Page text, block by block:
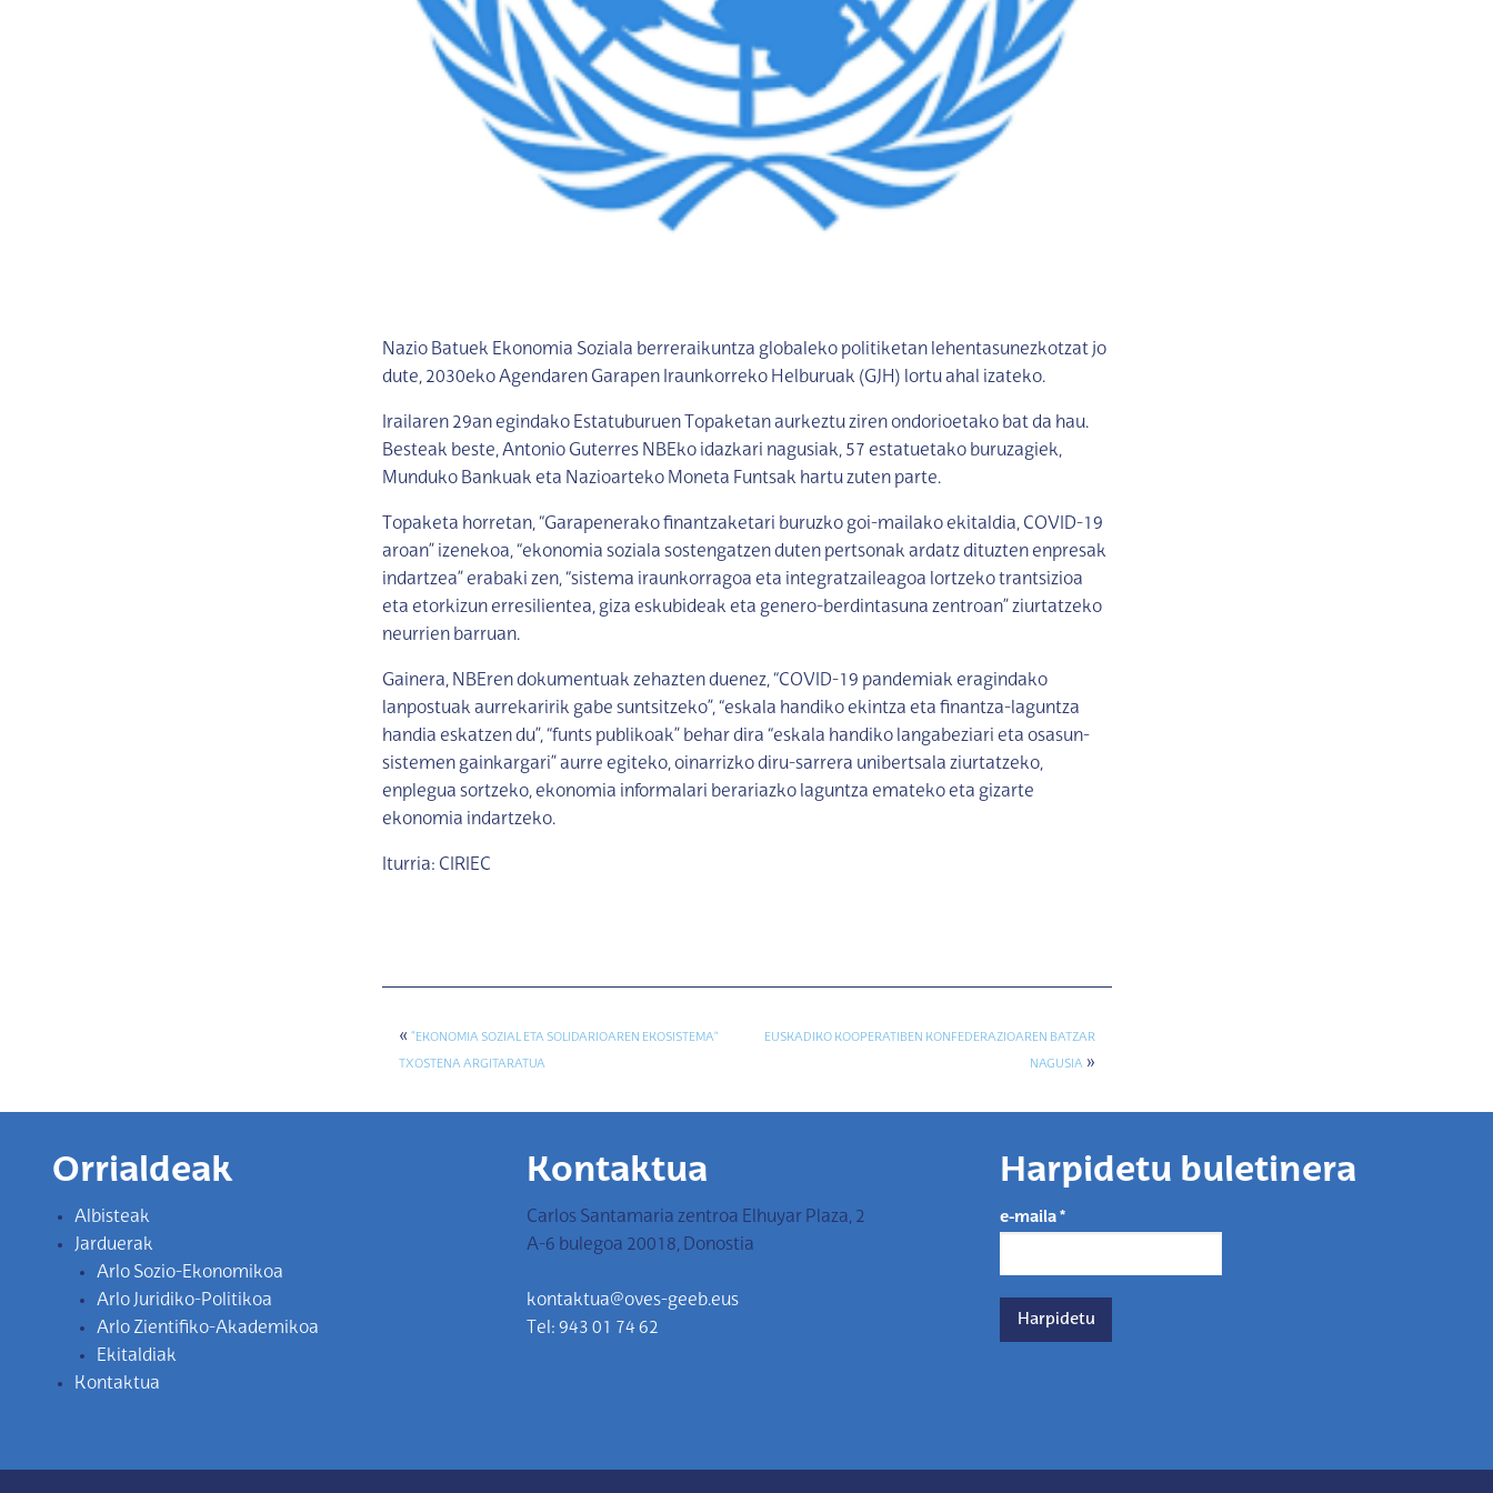
Nazio Batuek Ekonomia Soziala berreraikuntza globaleko politiketan lehentasunezkotzat jo
dute, 2030eko Agendaren Garapen Iraunkorreko Helburuak (GJH) lortu ahal izateko.
Irailaren 29an egindako Estatuburuen Topaketan aurkeztu ziren ondorioetako bat da hau.
Besteak beste, Antonio Guterres NBEko idazkari nagusiak, 57 estatuetako buruzagiek,
Munduko Bankuak eta Nazioarteko Moneta Funtsak hartu zuten parte.
Topaketa horretan, “Garapenerako finantzaketari buruzko goi-mailako ekitaldia, COVID-19
aroan” izenekoa, “ekonomia soziala sostengatzen duten pertsonak ardatz dituzten enpresak
indartzea” erabaki zen, “sistema iraunkorragoa eta integratzaileagoa lortzeko trantsizioa
eta etorkizun erresilientea, giza eskubideak eta genero-berdintasuna zentroan” ziurtatzeko
neurrien barruan.
Gainera, NBEren dokumentuak zehazten duenez, “COVID-19 pandemiak eragindako
lanpostuak aurrekaririk gabe suntsitzeko”, “eskala handiko ekintza eta finantza-laguntza
handia eskatzen du”, “funts publikoak” behar dira “eskala handiko langabeziari eta osasun-
sistemen gainkargari” aurre egiteko, oinarrizko diru-sarrera unibertsala ziurtatzeko,
enplegua sortzeko, ekonomia informalari berariazko laguntza emateko eta gizarte
ekonomia indartzeko.
Iturria: CIRIEC
« “EKONOMIA SOZIAL ETA SOLIDARIOAREN EKOSISTEMA”
TXOSTENA ARGITARATUA
EUSKADIKO KOOPERATIBEN KONFEDERAZIOAREN BATZAR
NAGUSIA»
Orrialdeak
Albisteak
Jarduerak
Arlo Sozio-Ekonomikoa
Arlo Juridiko-Politikoa
Arlo Zientifiko-Akademikoa
Ekitaldiak
Kontaktua
Kontaktua
Carlos Santamaria zentroa Elhuyar Plaza, 2
A-6 bulegoa 20018, Donostia
kontaktua@oves-geeb.eus
Tel: 943 01 74 62
Harpidetu buletinera
e-maila*